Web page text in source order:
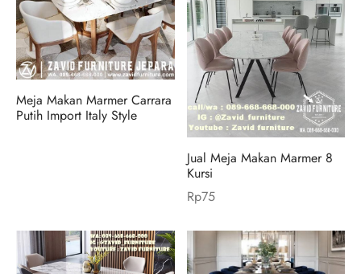
Meja Makan Marmer Carrara
Putih Import Italy Style
Jual Meja Makan Marmer 8
Kursi
Rp75